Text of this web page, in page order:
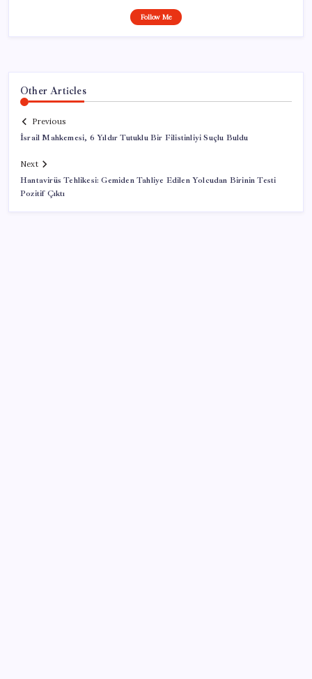
Follow Me
Other Articles
Previous
İsrail Mahkemesi, 6 Yıldır Tutuklu Bir Filistinliyi Suçlu Buldu
Next
Hantavirüs Tehlikesi: Gemiden Tahliye Edilen Yolcudan Birinin Testi
Pozitif Çıktı